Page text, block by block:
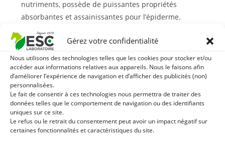
Gérez votre confidentialité
Nous utilisons des technologies telles que les cookies pour stocker et/ou
accéder aux informations relatives aux appareils. Nous le faisons afin
d’améliorer l’expérience de navigation et d’afficher des publicités (non)
personnalisées.
Le fait de consentir à ces technologies nous permettra de traiter des
données telles que le comportement de navigation ou des identifiants
uniques sur ce site.
Le refus ou le retrait du consentement peut avoir un impact négatif sur
certaines fonctionnalités et caractéristiques du site.
nutriments, possède de puissantes propriétés
absorbantes et assainissantes pour l’épiderme.
et sels minéraux, contribue à fortifier la fibre capillaire et
favorise la repousse du poil.
Pour un toucher soyeux, notre shampoing sec en poudre
contient également des protéines de soie qui contribuent à
la bonne santé et à la brillance du poil et des crins !
ESC Laboratoire est une société pionnière en phytothérapie
équine. Nous sommes spécialisés dans la sélection et l’utilisation